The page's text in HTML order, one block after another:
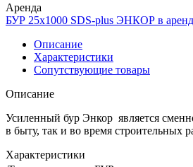
Аренда
БУР 25х1000 SDS-plus ЭНКОР в
Описание
Характеристики
Сопутствующие товары
Описание
Усиленный бур Энкор является
в быту, так и во время строительных
Характеристики